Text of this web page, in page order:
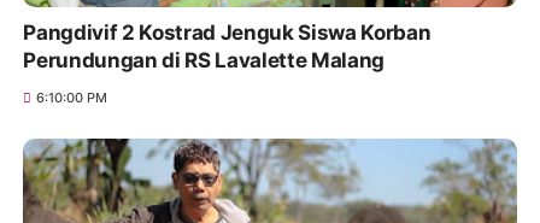
Pangdivif 2 Kostrad Jenguk Siswa Korban
Perundungan di RS Lavalette Malang
6:10:00 PM